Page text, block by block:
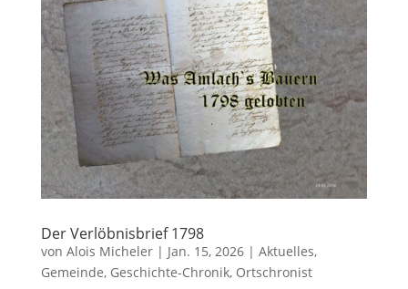
Der Verlöbnisbrief 1798
von Alois Micheler| Jan. 15, 2026| Aktuelles,
Gemeinde, Geschichte-Chronik, Ortschronist